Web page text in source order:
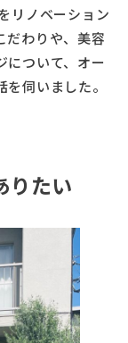
リノベーション
だわりや、美容
について、オー
伺いました。
りたい